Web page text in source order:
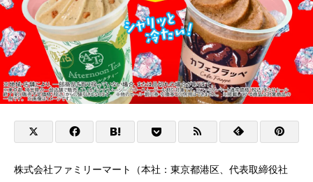
株式会社ファミリーマート（本社：東京都港区、代表取締役社